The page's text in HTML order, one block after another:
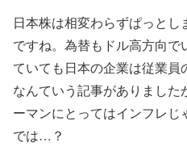
日本株は相変わらずぱっと
ですね。為替もドル高方向
ていても日本の企業は従業員
なんていう記事がありました
ーマンにとってはインフレ
では…？